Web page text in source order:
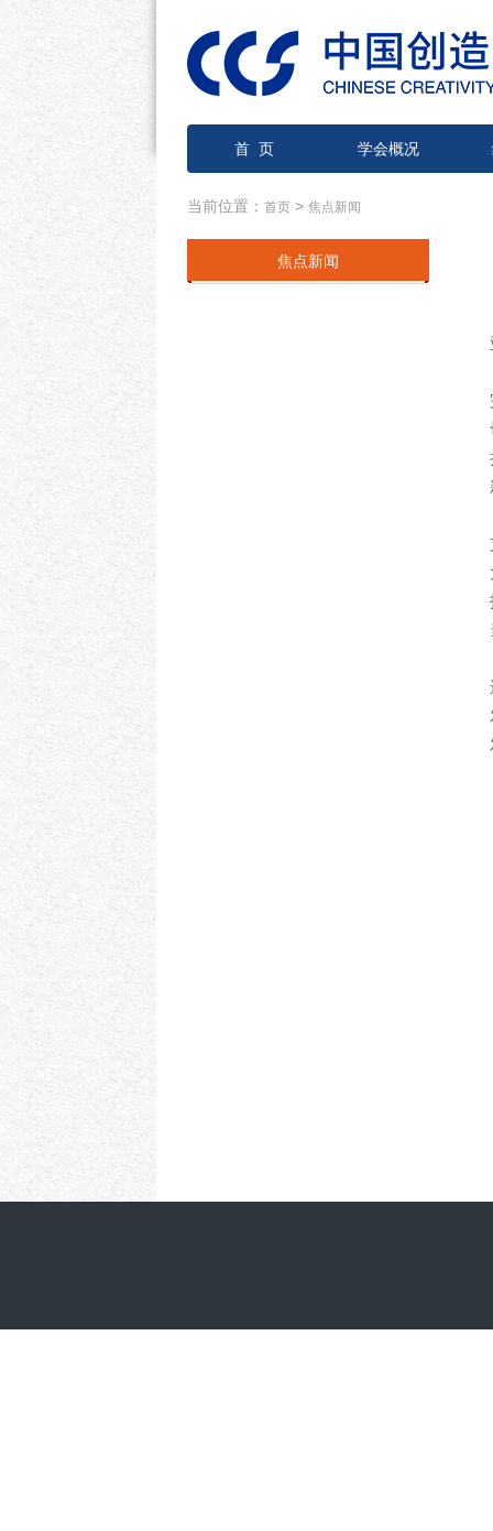
首 页 学会概况
当前位置： 首页 > 焦点新闻
焦点新闻